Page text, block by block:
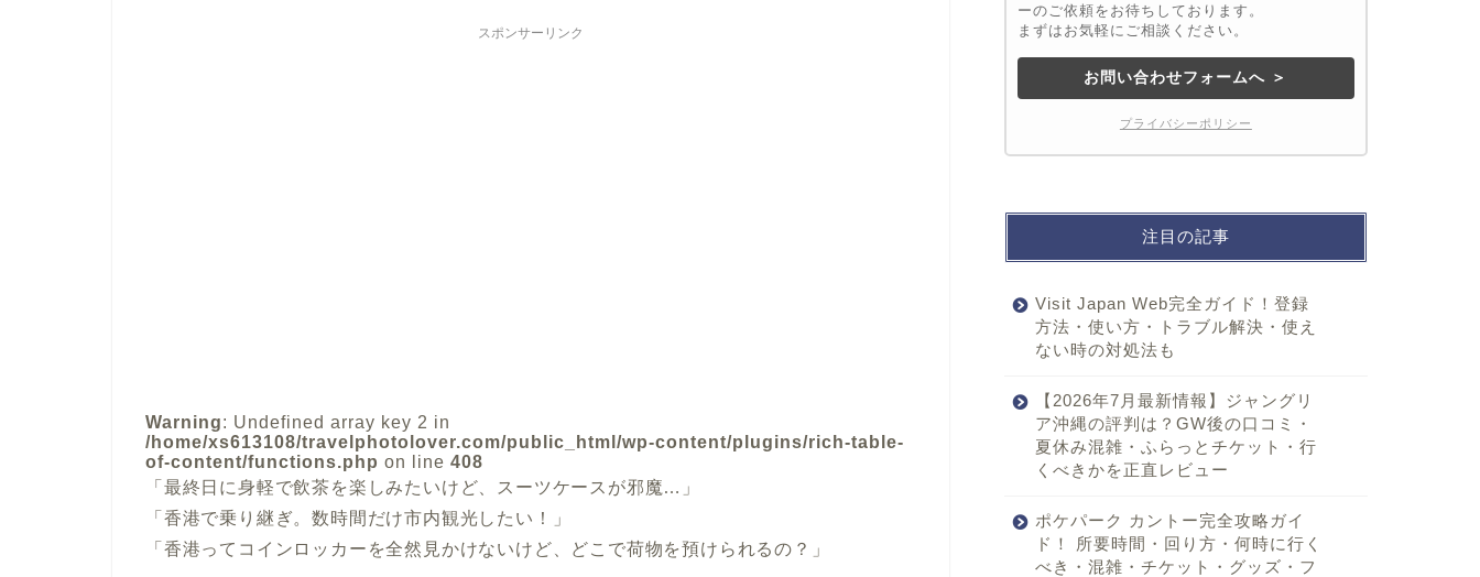
スポンサーリンク
Warning: Undefined array key 2 in
/home/xs613108/travelphotolover.com/public_html/wp-content/plugins/rich-table-
of-content/functions.php on line 408
「最終日に身軽で飲茶を楽しみたいけど、スーツケースが邪魔…」
「香港で乗り継ぎ。数時間だけ市内観光したい！」
「香港ってコインロッカーを全然見かけないけど、どこで荷物を預けられるの？」
ーのご依頼をお待ちしております。
まずはお気軽にご相談ください。
お問い合わせフォームへ ＞
プライバシーポリシー
注目の記事
Visit Japan Web完全ガイド！登録
方法・使い方・トラブル解決・使え
ない時の対処法も
【2026年7月最新情報】ジャングリ
ア沖縄の評判は？GW後の口コミ・
夏休み混雑・ふらっとチケット・行
くべきかを正直レビュー
ポケパーク カントー完全攻略ガイ
ド！ 所要時間・回り方・何時に行く
べき・混雑・チケット・グッズ・フ